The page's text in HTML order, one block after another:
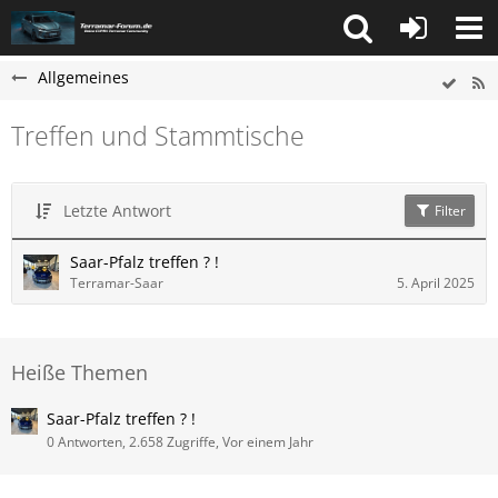
Allgemeines
Treffen und Stammtische
Letzte Antwort Filter
Saar-Pfalz treffen ? !
Terramar-Saar 5. April 2025
Heiße Themen
Saar-Pfalz treffen ? !
0 Antworten, 2.658 Zugriffe, Vor einem Jahr